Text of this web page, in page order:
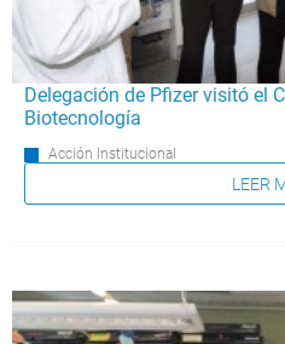
Delegación de Pfizer visitó el
Biotecnología
Acción Institucional
LEER